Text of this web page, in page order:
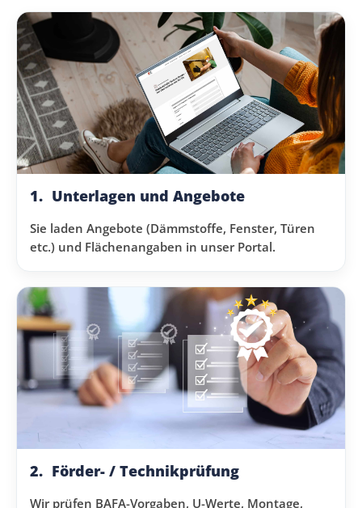
1. Unterlagen und Angebote
Sie laden Angebote (Dämmstoffe, Fenster, Türen
etc.) und Flächenangaben in unser Portal.
2. Förder- / Technikprüfung
Wir prüfen BAFA-Vorgaben, U-Werte, Montage,